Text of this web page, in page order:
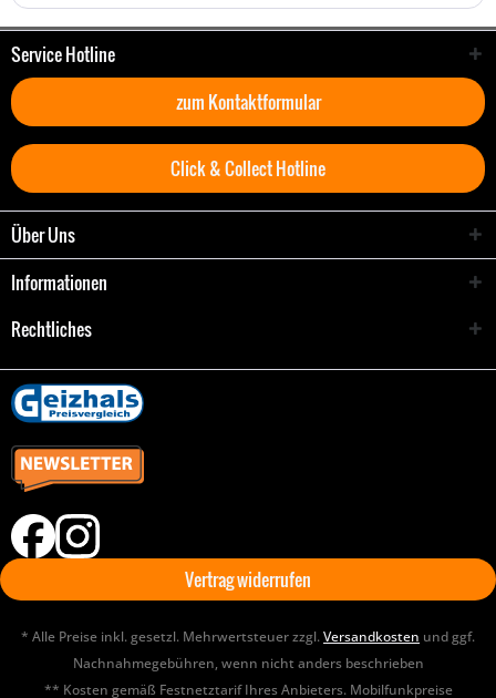
Service Hotline
zum Kontaktformular
Click & Collect Hotline
Über Uns
Informationen
Rechtliches
Vertrag widerrufen
* Alle Preise inkl. gesetzl. Mehrwertsteuer zzgl.Versandkosten und ggf.
Nachnahmegebühren, wenn nicht anders beschrieben
** Kosten gemäß Festnetztarif Ihres Anbieters. Mobilfunkpreise